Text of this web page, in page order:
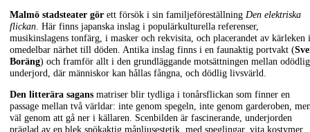
Malmö stadsteater gör ett försök i sin familjeföreställning Den elektriska
flickan. Här finns japanska inslag i populärkulturella referenser,
musikinslagens tonfärg, i masker och rekvisita, och placerandet av kärleken i
omedelbar närhet till döden. Antika inslag finns i en faunaktig portvakt (
Boräng) och framför allt i den grundläggande motsättningen mellan odödlig
underjord, där människor kan hållas fångna, och dödlig livsvärld.
Den litterära sagans matriser blir tydliga i tonårsflickan som finner en
passage mellan två världar: inte genom spegeln, inte genom garderoben,
väl genom att gå ner i källaren. Scenbilden är fascinerande, underjorden
präglad av en blek spökaktig månljusestetik, med speglingar, vita kostymer,